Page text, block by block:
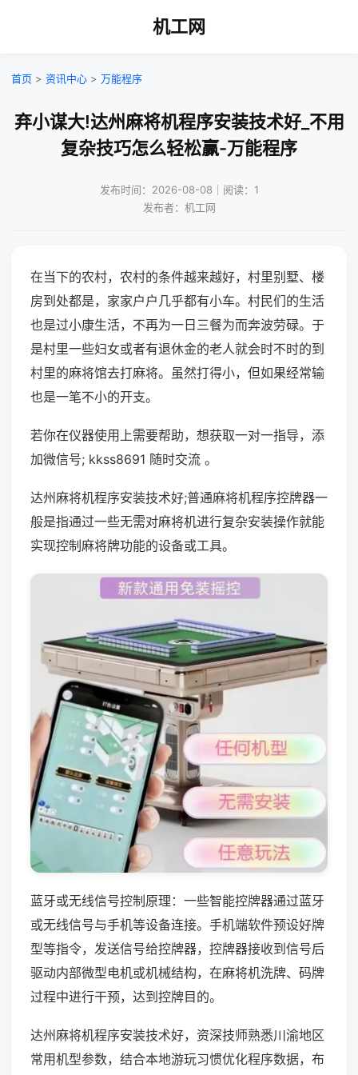
机工网
首页 > 资讯中心 > 万能程序
弃小谋大!达州麻将机程序安装技术好_不用
复杂技巧怎么轻松赢-万能程序
发布时间：2026-08-08｜阅读：1
发布者：机工网
在当下的农村，农村的条件越来越好，村里别墅、楼
房到处都是，家家户户几乎都有小车。村民们的生活
也是过小康生活，不再为一日三餐为而奔波劳碌。于
是村里一些妇女或者有退休金的老人就会时不时的到
村里的麻将馆去打麻将。虽然打得小，但如果经常输
也是一笔不小的开支。
若你在仪器使用上需要帮助，想获取一对一指导，添
加微信号; kkss8691 随时交流 。
达州麻将机程序安装技术好;普通麻将机程序控牌器一
般是指通过一些无需对麻将机进行复杂安装操作就能
实现控制麻将牌功能的设备或工具。
蓝牙或无线信号控制原理：一些智能控牌器通过蓝牙
或无线信号与手机等设备连接。手机端软件预设好牌
型等指令，发送信号给控牌器，控牌器接收到信号后
驱动内部微型电机或机械结构，在麻将机洗牌、码牌
过程中进行干预，达到控牌目的。
达州麻将机程序安装技术好，资深技师熟悉川渝地区
常用机型参数，结合本地游玩习惯优化程序数据，布